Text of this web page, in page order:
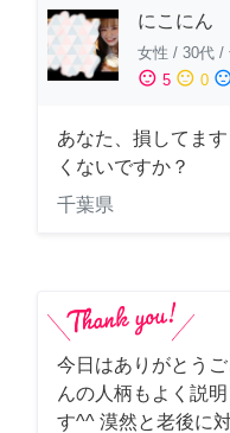
にこにん
女性 / 30代 /
sentiment_satisfied 5 sentiment_neutral 0
あなた、損してま
くないですか？
千葉県
今日はありがとう
んの人柄もよく説
す^^ 漠然と老後に